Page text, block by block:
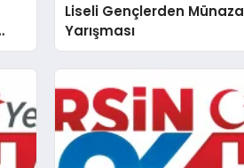
Liseli Gençlerden
Yarışması